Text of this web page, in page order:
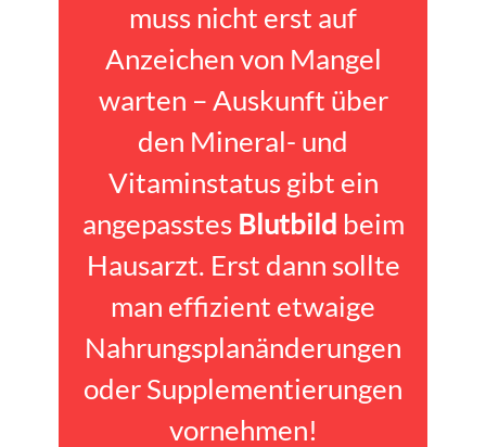
muss nicht erst auf
Anzeichen von Mangel
warten – Auskunft über
den Mineral- und
Vitaminstatus gibt ein
angepasstes Blutbild beim
Hausarzt. Erst dann sollte
man effizient etwaige
Nahrungsplanänderungen
oder Supplementierungen
vornehmen!